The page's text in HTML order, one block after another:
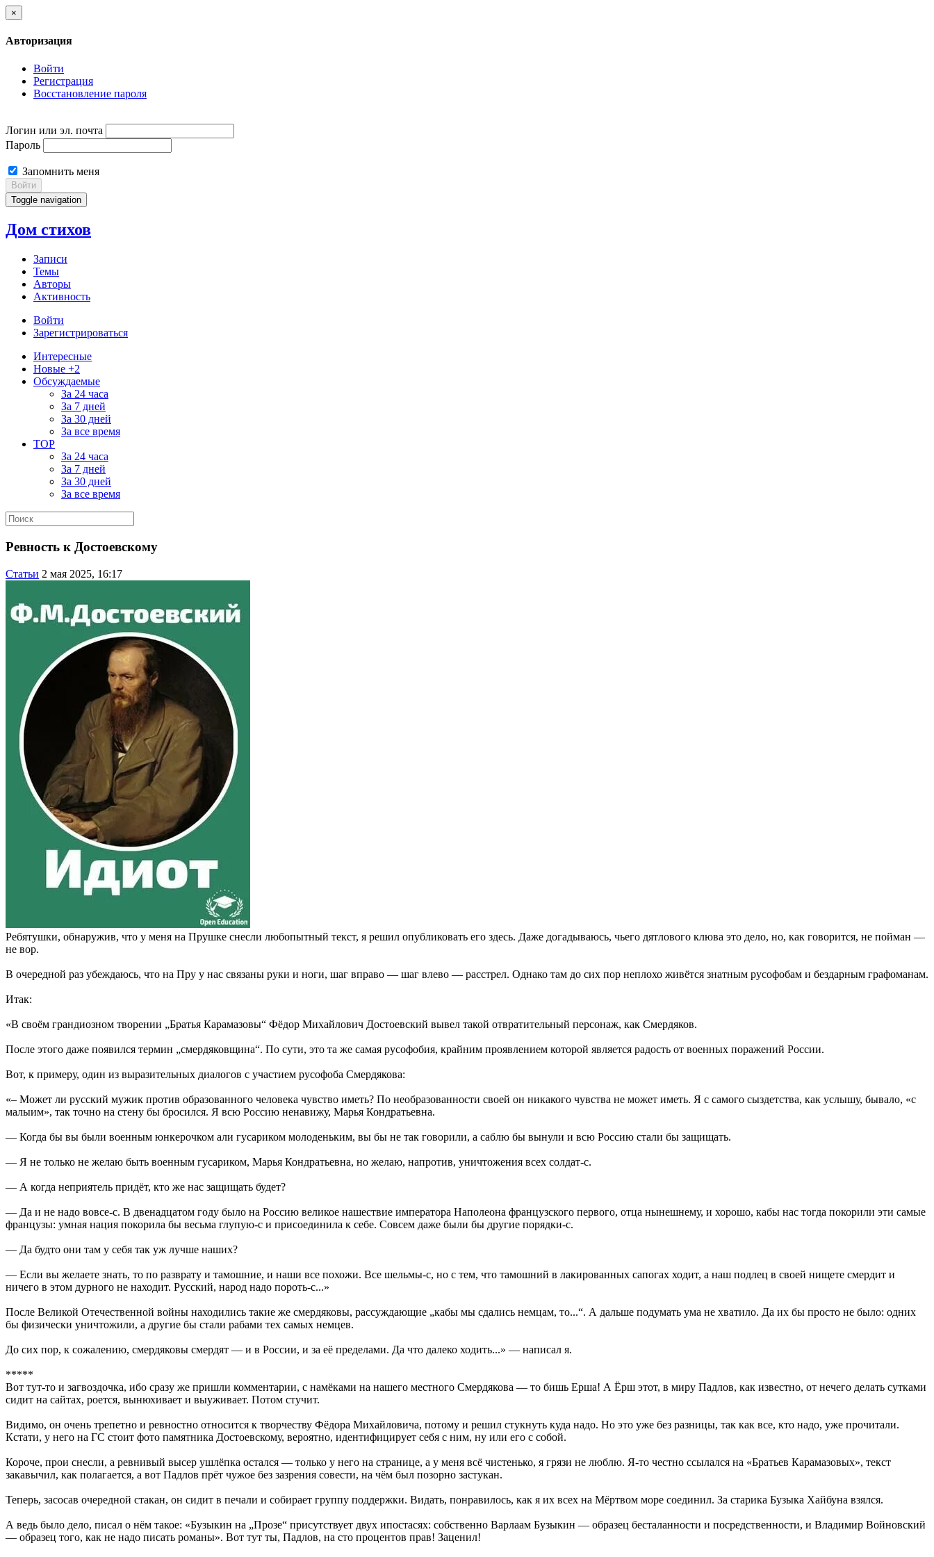
×
Авторизация
Войти
Регистрация
Восстановление пароля
Логин или эл. почта
Пароль
Запомнить меня
Войти
Toggle navigation
Дом стихов
Записи
Темы
Авторы
Активность
Войти
Зарегистрироваться
Интересные
Новые +2
Обсуждаемые
За 24 часа
За 7 дней
За 30 дней
За все время
TOP
За 24 часа
За 7 дней
За 30 дней
За все время
Ревность к Достоевскому
Статьи 2 мая 2025, 16:17
Ребятушки, обнаружив, что у меня на Прушке снесли любопытный текст, я решил опубликовать его здесь. Даже догадываюсь, чьего дятлового клюва это дело, но, как говорится, не пойман —
не вор.
В очередной раз убеждаюсь, что на Пру у нас связаны руки и ноги, шаг вправо — шаг влево — расстрел. Однако там до сих пор неплохо живётся знатным русофобам и бездарным графоманам.
Итак:
«В своём грандиозном творении „Братья Карамазовы“ Фёдор Михайлович Достоевский вывел такой отвратительный персонаж, как Смердяков.
После этого даже появился термин „смердяковщина“. По сути, это та же самая русофобия, крайним проявлением которой является радость от военных поражений России.
Вот, к примеру, один из выразительных диалогов с участием русофоба Смердякова:
«– Может ли русский мужик против образованного человека чувство иметь? По необразованности своей он никакого чувства не может иметь. Я с самого сыздетства, как услышу, бывало, «с
малыим», так точно на стену бы бросился. Я всю Россию ненавижу, Марья Кондратьевна.
— Когда бы вы были военным юнкерочком али гусариком молоденьким, вы бы не так говорили, а саблю бы вынули и всю Россию стали бы защищать.
— Я не только не желаю быть военным гусариком, Марья Кондратьевна, но желаю, напротив, уничтожения всех солдат-с.
— А когда неприятель придёт, кто же нас защищать будет?
— Да и не надо вовсе-с. В двенадцатом году было на Россию великое нашествие императора Наполеона французского первого, отца нынешнему, и хорошо, кабы нас тогда покорили эти самые
французы: умная нация покорила бы весьма глупую-с и присоединила к себе. Совсем даже были бы другие порядки-с.
— Да будто они там у себя так уж лучше наших?
— Если вы желаете знать, то по разврату и тамошние, и наши все похожи. Все шельмы-с, но с тем, что тамошний в лакированных сапогах ходит, а наш подлец в своей нищете смердит и
ничего в этом дурного не находит. Русский, народ надо пороть-с...»
После Великой Отечественной войны находились такие же смердяковы, рассуждающие „кабы мы сдались немцам, то...“. А дальше подумать ума не хватило. Да их бы просто не было: одних
бы физически уничтожили, а другие бы стали рабами тех самых немцев.
До сих пор, к сожалению, смердяковы смердят — и в России, и за её пределами. Да что далеко ходить...» — написал я.
*****
Вот тут-то и загвоздочка, ибо сразу же пришли комментарии, с намёками на нашего местного Смердякова — то бишь Ерша! А Ёрш этот, в миру Падлов, как известно, от нечего делать сутками
сидит на сайтах, роется, вынюхивает и выуживает. Потом стучит.
Видимо, он очень трепетно и ревностно относится к творчеству Фёдора Михайловича, потому и решил стукнуть куда надо. Но это уже без разницы, так как все, кто надо, уже прочитали.
Кстати, у него на ГС стоит фото памятника Достоевскому, вероятно, идентифицирует себя с ним, ну или его с собой.
Короче, прои снесли, а ревнивый высер ушлёпка остался — только у него на странице, а у меня всё чистенько, я грязи не люблю. Я-то честно ссылался на «Братьев Карамазовых», текст
закавычил, как полагается, а вот Падлов прёт чужое без зазрения совести, на чём был позорно застукан.
Теперь, засосав очередной стакан, он сидит в печали и собирает группу поддержки. Видать, понравилось, как я их всех на Мёртвом море соединил. За старика Бузыка Хайбуна взялся.
А ведь было дело, писал о нём такое: «Бузыкин на „Прозе“ присутствует двух ипостасях: собственно Варлаам Бузыкин — образец бесталанности и посредственности, и Владимир Войновский
— образец того, как не надо писать романы». Вот тут ты, Падлов, на сто процентов прав! Заценил!